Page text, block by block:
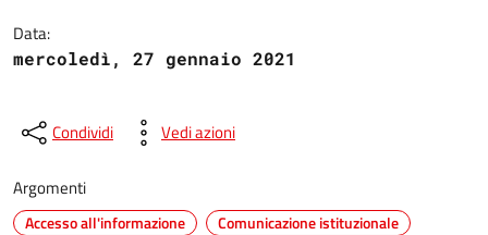
Data:
mercoledì, 27 gennaio 2021
Condividi Vedi azioni
Argomenti
Accesso all'informazione
Comunicazione istituzionale